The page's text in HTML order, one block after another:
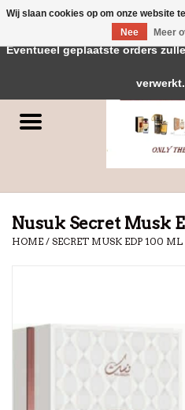
Parfums
Nusuk Secret Musk
HOME / SECRET MUSK EDP 100
Wij slaan cookies op om onze website
Nee
Meer
← Keer terug naar de backoffice
Eventueel geplaatste orders
verwerkt.